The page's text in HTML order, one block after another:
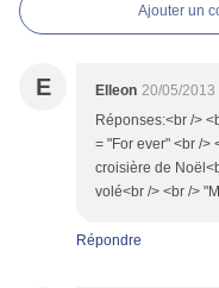
Ajouter un
E Elleon 20/05/2013
Réponses:<br />
= "For ever" <br />
croisière de
volé<br /> <br />
Répondre